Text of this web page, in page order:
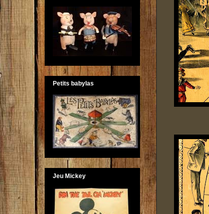
Petits babylas
Jeu Mickey